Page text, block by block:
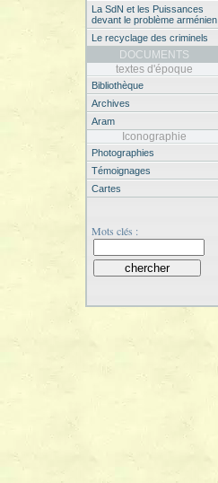
La SdN et les Puissances
devant le problème arménien
Le recyclage des criminels
DOCUMENTS
textes d'époque
Bibliothèque
Archives
Aram
Iconographie
Photographies
Témoignages
Cartes
Mots clés :